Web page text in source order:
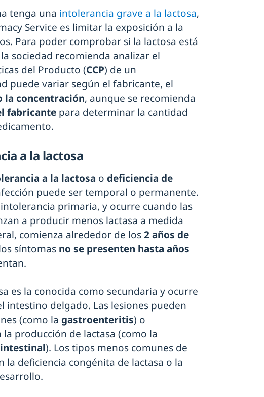
tenga una intolerancia grave a la lactosa,
Service es limitar la exposición a la
Para poder comprobar si la lactosa está
sociedad recomienda analizar el
del Producto (CCP) de un
puede variar según el fabricante, el
la concentración, aunque se recomienda
fabricante para determinar la cantidad
a la lactosa
a la lactosa o deficiencia de
puede ser temporal o permanente.
primaria, y ocurre cuando las
a producir menos lactasa a medida
comienza alrededor de los2 años de
síntomas no se presenten hasta años
es la conocida como secundaria y ocurre
intestino delgado. Las lesiones pueden
(como la gastroenteritis) o
producción de lactasa (como la
). Los tipos menos comunes de
la deficiencia congénita de lactasa o la